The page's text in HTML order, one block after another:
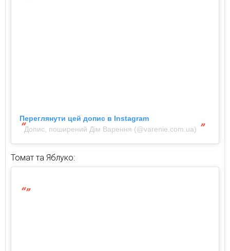
Переглянути цей допис в Instagram
Допис, поширений Дім Варення (@varenie.com.ua)
Томат та Яблуко: